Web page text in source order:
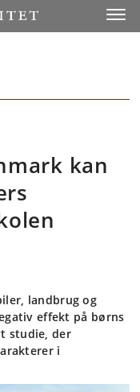
kan
landbrug og
effekt på børns
studie, der
i